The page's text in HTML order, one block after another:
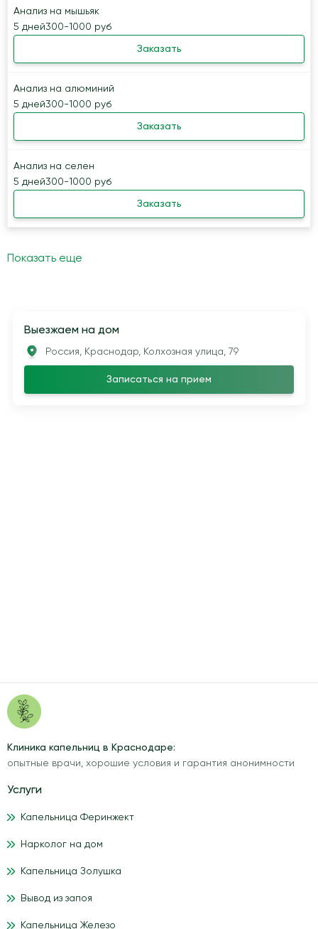
Анализ на мышьяк
5 дней300-1000 руб
Заказать
Анализ на алюминий
5 дней300-1000 руб
Заказать
Анализ на селен
5 дней300-1000 руб
Заказать
Показать еще
Выезжаем на дом
Россия, Краснодар, Колхозная улица, 79
Записаться на прием
Клиника капельниц в Краснодаре:
опытные врачи, хорошие условия и гарантия анонимности
Услуги
Капельница Феринжект
Нарколог на дом
Капельница Золушка
Вывод из запоя
Капельница Железо